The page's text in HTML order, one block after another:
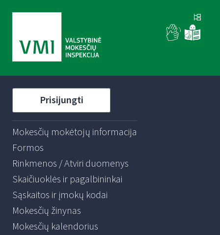
Prisijungti
Mokesčių mokėtojų informacija
Formos
Rinkmenos / Atviri duomenys
Skaičiuoklės ir pagalbininkai
Sąskaitos ir įmokų kodai
Mokesčių žinynas
Mokesčių kalendorius